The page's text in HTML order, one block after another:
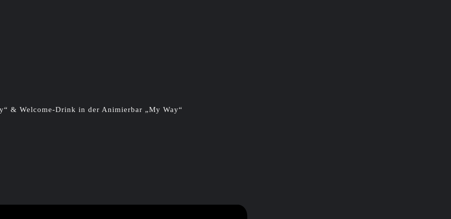
& Welcome-Drink in der Animierbar „My Way“